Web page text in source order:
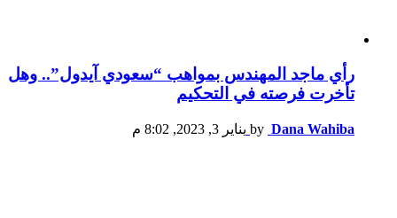
رأي ماجد المهندس بمواهب “سعودي آيدول”.. وهل
تأخرت فرصته في التحكيم
by Dana Wahiba يناير 3, 2023, 8:02 م